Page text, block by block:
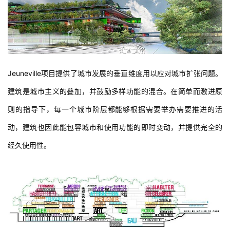
建
筑
专
极
工
作
Jeuneville项目提供了城市发展的垂直维度用以应对城市扩张问题。
建筑是城市主义的叠加，并鼓励多样功能的混合。在简单而激进原
则的指导下，每一个城市阶层都能够根据需要举办需要推进的活
动，建筑也因此能包容城市和使用功能的即时变动，并提供完全的
经久使用性。